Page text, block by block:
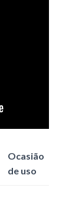
Ocasião
de uso